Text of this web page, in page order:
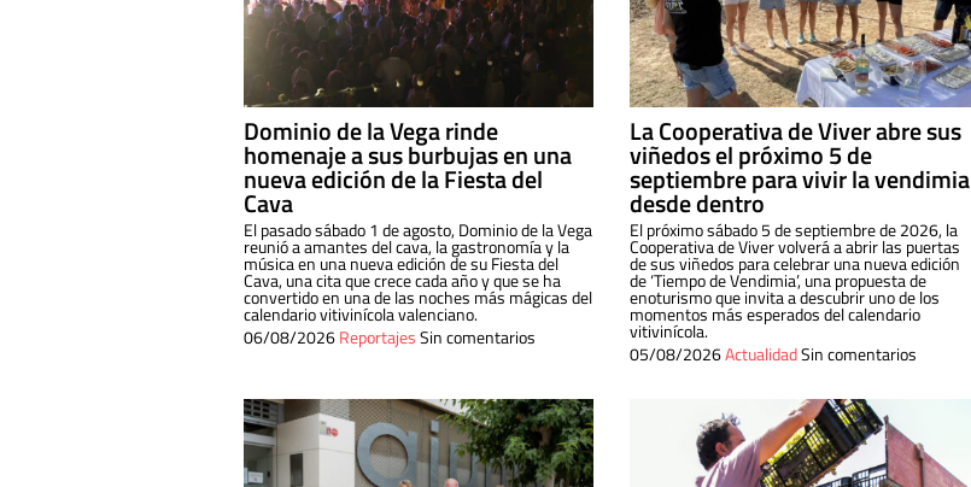
Dominio de la Vega rinde
homenaje a sus burbujas en una
nueva edición de la Fiesta del
Cava
El pasado sábado 1 de agosto, Dominio de la Vega
reunió a amantes del cava, la gastronomía y la
música en una nueva edición de su Fiesta del
Cava, una cita que crece cada año y que se ha
convertido en una de las noches más mágicas del
calendario vitivinícola valenciano.
06/08/2026ReportajesSin comentarios
La Cooperativa de Viver abre sus
viñedos el próximo 5 de
septiembre para vivir la vendimia
desde dentro
El próximo sábado 5 de septiembre de 2026, la
Cooperativa de Viver volverá a abrir las puertas
de sus viñedos para celebrar una nueva edición
de ‘Tiempo de Vendimia’, una propuesta de
enoturismo que invita a descubrir uno de los
momentos más esperados del calendario
vitivinícola.
05/08/2026ActualidadSin comentarios